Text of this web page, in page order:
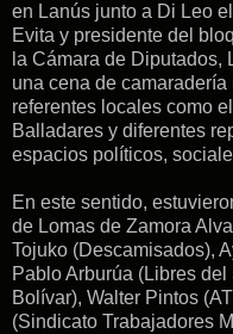
en Lanús junto a Di Leo
Evita y presidente del
la Cámara de Diputados,
una cena de
referentes locales como
Balladares y diferentes
espacios políticos,
En este sentido,
de Lomas de Zamora
Tojuko (Descamisados),
Pablo Arburúa (Libres
Bolívar), Walter Pintos
(Sindicato Trabajadores